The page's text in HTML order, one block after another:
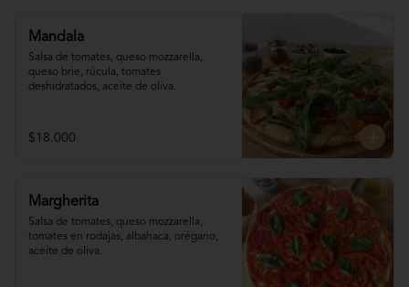
Mandala
Salsa de tomates, queso mozzarella,
queso brie, rúcula, tomates
deshidratados, aceite de oliva.
$18.000
Margherita
Salsa de tomates, queso mozzarella,
tomates en rodajas, albahaca, orégano,
aceite de oliva.